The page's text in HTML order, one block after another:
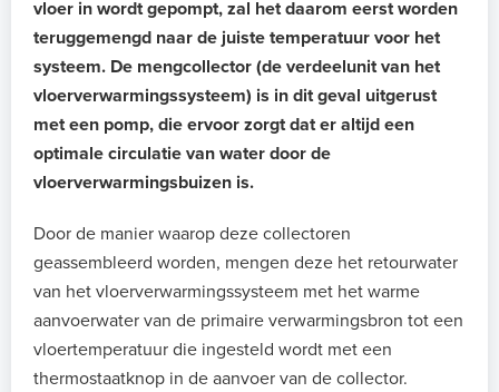
vloer in wordt gepompt, zal het daarom eerst worden
teruggemengd naar de juiste temperatuur voor het
systeem. De mengcollector (de verdeelunit van het
vloerverwarmingssysteem) is in dit geval uitgerust
met een pomp, die ervoor zorgt dat er altijd een
optimale circulatie van water door de
vloerverwarmingsbuizen is.
Door de manier waarop deze collectoren
geassembleerd worden, mengen deze het retourwater
van het vloerverwarmingssysteem met het warme
aanvoerwater van de primaire verwarmingsbron tot een
vloertemperatuur die ingesteld wordt met een
thermostaatknop in de aanvoer van de collector.